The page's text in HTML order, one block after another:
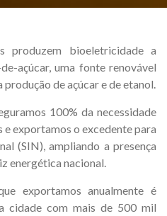
produzem bioeletricidade a
açúcar, uma fonte renovável
de açúcar e de etanol.
100% da necessidade
e exportamos o excedente para
(SIN), ampliando a presença
energética nacional.
exportamos anualmente é
cidade com mais de 500 mil